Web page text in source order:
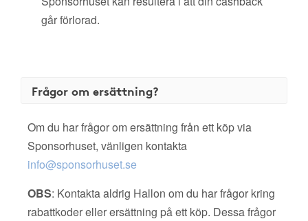
går förlorad.
Frågor om ersättning?
Om du har frågor om ersättning från ett köp via
Sponsorhuset, vänligen kontakta
info@sponsorhuset.se
OBS: Kontakta aldrig Hallon om du har frågor kring
rabattkoder eller ersättning på ett köp. Dessa frågor